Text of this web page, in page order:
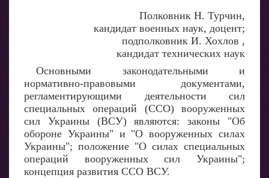
Полковник Н. Турчин,
кандидат военных наук, доцент;
подполковник И. Хохлов ,
кандидат технических наук
Основными законодательными и
нормативно-правовыми документами,
регламентирующими деятельности сил
специальных операций (ССО) вооруженных
сил Украины (ВСУ) являются: законы "Об
обороне Украины" и "О вооруженных силах
Украины"; положение "О силах специальных
операций вооруженных сил Украины";
концепция развития ССО ВСУ.